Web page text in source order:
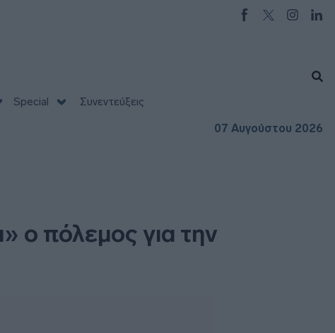
Special
Συνεντεύξεις
07 Αυγούστου 2026
ο πόλεμος για την